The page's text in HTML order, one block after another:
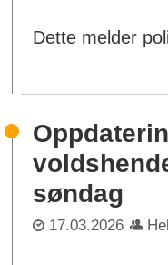
Dette melder
søndag
17.03.2026